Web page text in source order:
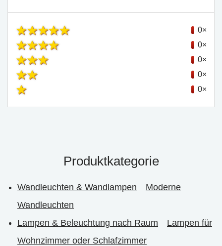
0×
0×
0×
0×
0×
Produktkategorie
Wandleuchten & Wandlampen
Moderne
Wandleuchten
Lampen & Beleuchtung nach Raum
Lampen für
Wohnzimmer oder Schlafzimmer